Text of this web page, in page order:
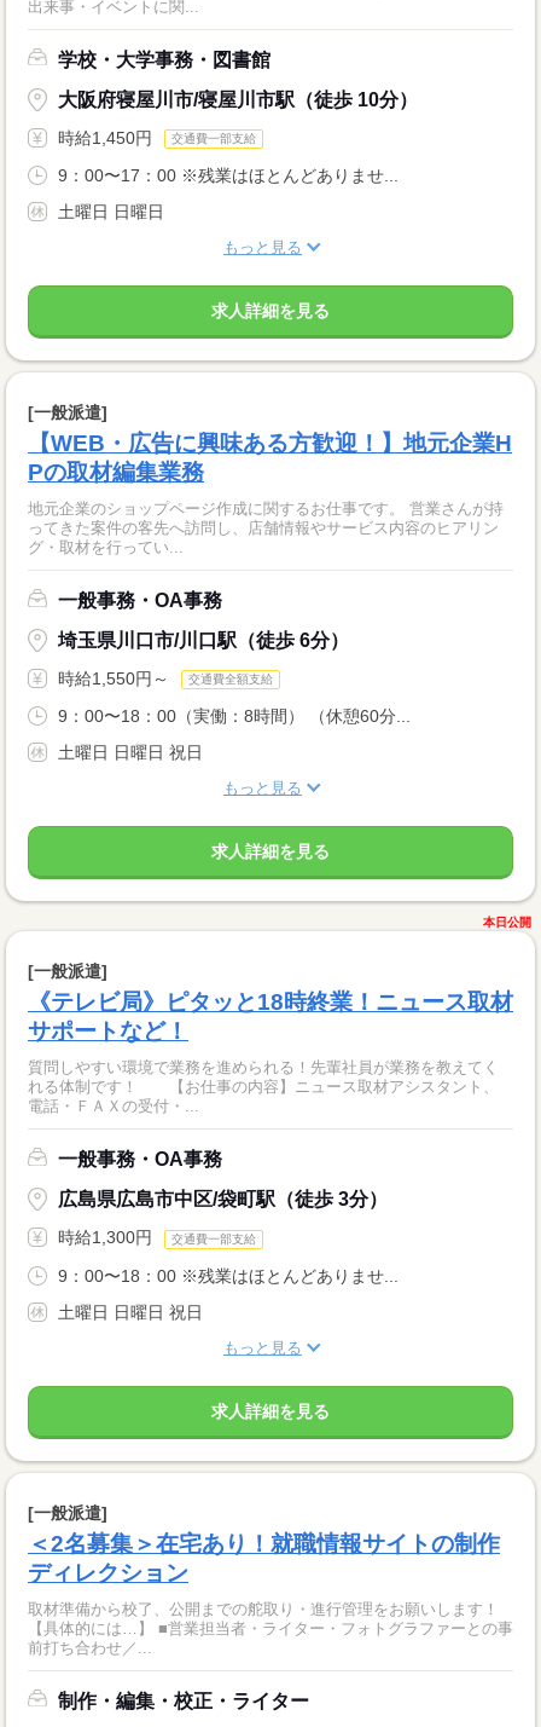
出来事・イベントに関...
学校・大学事務・図書館
大阪府寝屋川市/寝屋川市駅（徒歩 10分）
時給1,450円 交通費一部支給
9：00〜17：00 ※残業はほとんどありませ...
土曜日 日曜日
もっと見る
求人詳細を見る
[一般派遣]
【WEB・広告に興味ある方歓迎！】地元企業H
Pの取材編集業務
地元企業のショップページ作成に関するお仕事です。 営業さんが持
ってきた案件の客先へ訪問し、店舗情報やサービス内容のヒアリン
グ・取材を行ってい...
一般事務・OA事務
埼玉県川口市/川口駅（徒歩 6分）
時給1,550円～ 交通費全額支給
9：00〜18：00（実働：8時間） （休憩60分...
土曜日 日曜日 祝日
もっと見る
求人詳細を見る
本日公開
[一般派遣]
《テレビ局》ピタッと18時終業！ニュース取材
サポートなど！
質問しやすい環境で業務を進められる！先輩社員が業務を教えてく
れる体制です！ 【お仕事の内容】ニュース取材アシスタント、
電話・ＦＡＸの受付・...
一般事務・OA事務
広島県広島市中区/袋町駅（徒歩 3分）
時給1,300円 交通費一部支給
9：00〜18：00 ※残業はほとんどありませ...
土曜日 日曜日 祝日
もっと見る
求人詳細を見る
[一般派遣]
＜2名募集＞在宅あり！就職情報サイトの制作
ディレクション
取材準備から校了、公開までの舵取り・進行管理をお願いします！
【具体的には…】 ■営業担当者・ライター・フォトグラファーとの事
前打ち合わせ／...
制作・編集・校正・ライター